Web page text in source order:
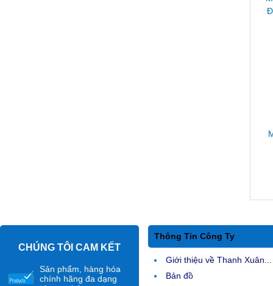
CHÚNG TÔI CAM KẾT
Sản phẩm, hàng hóa
chính hãng đa dạng
Thông Tin Công Ty
Giới thiệu về Thanh Xuân...
Bản đồ